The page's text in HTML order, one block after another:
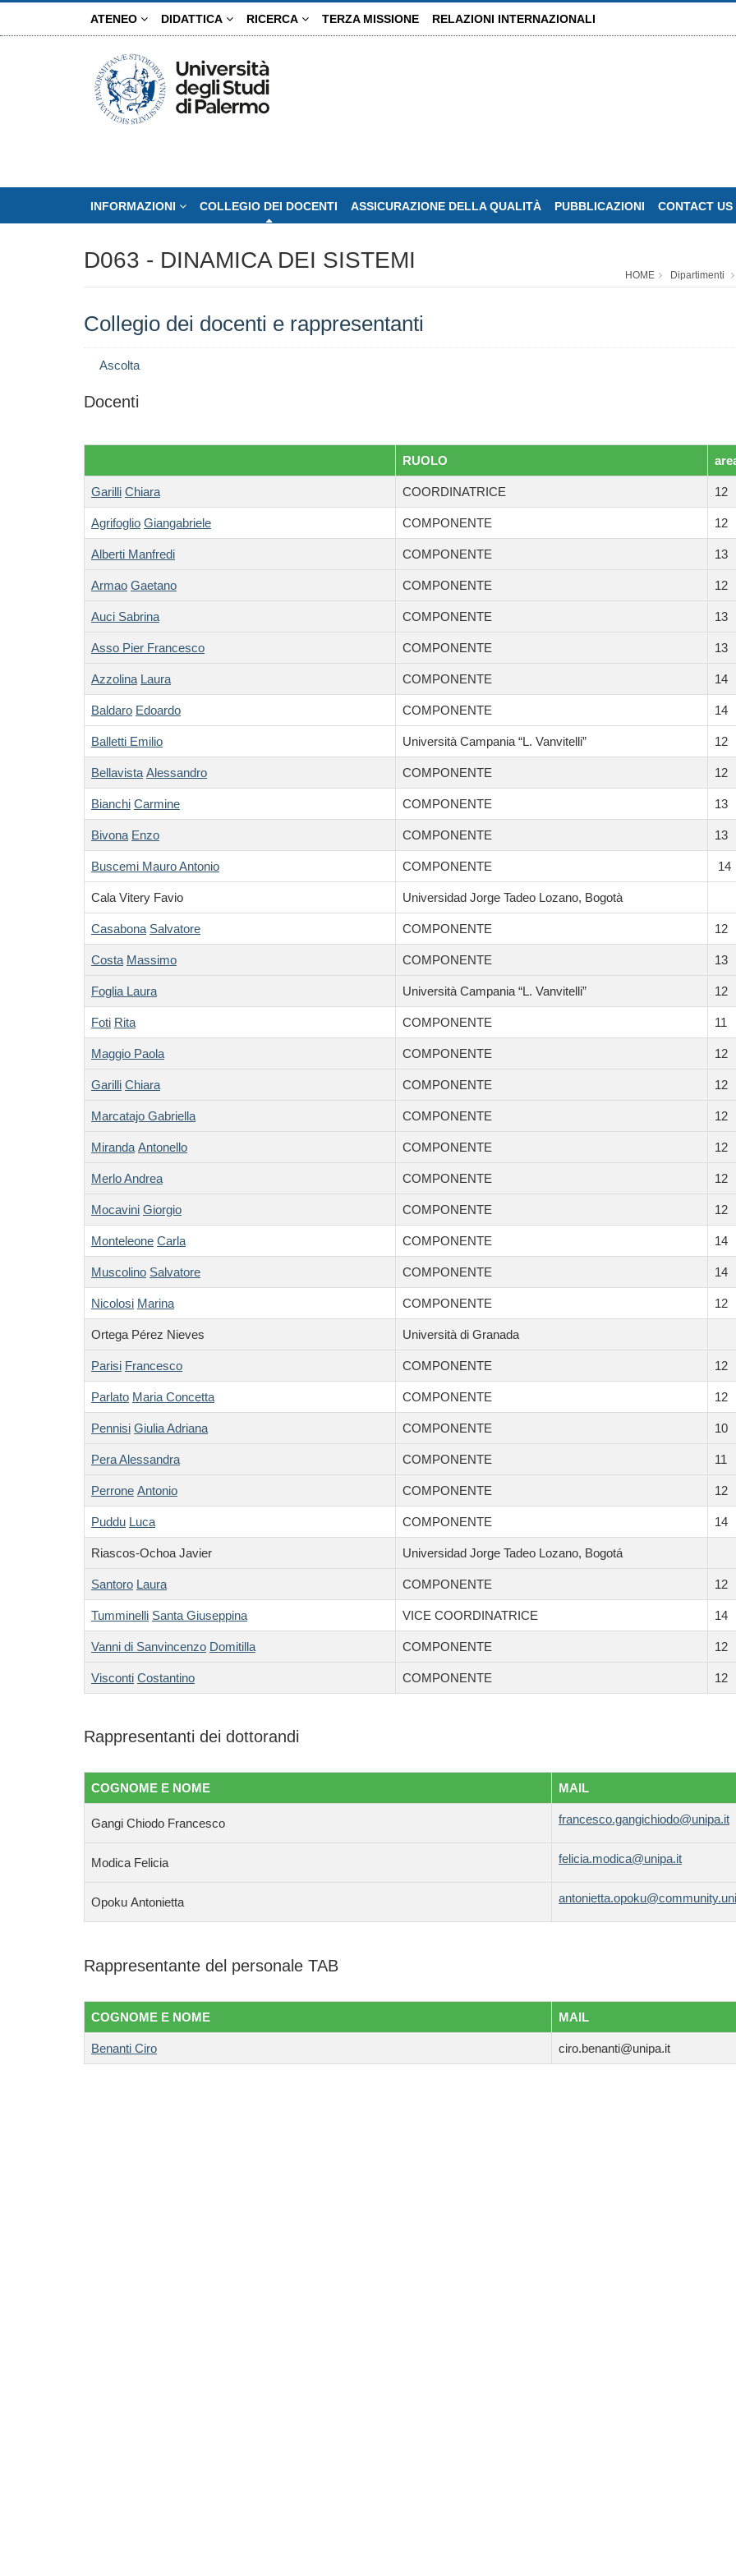
ATENEO DIDATTICA RICERCA TERZA MISSIONE RELAZIONI INTERNAZIONALI
INFORMAZIONI COLLEGIO DEI DOCENTI ASSICURAZIONE DELLA QUALITÀ PUBBLICAZIONI CONTACT US
D063 - DINAMICA DEI SISTEMI
HOME Dipartimenti
Collegio dei docenti e rappresentanti
Ascolta
Docenti
RUOLO
Garilli Chiara COORDINATRICE 12
Agrifoglio Giangabriele COMPONENTE 12
Alberti Manfredi COMPONENTE 13
Armao Gaetano COMPONENTE 12
Auci Sabrina COMPONENTE 13
Asso Pier Francesco COMPONENTE 13
Azzolina Laura COMPONENTE 14
Baldaro Edoardo COMPONENTE 14
Balletti Emilio Università Campania “L. Vanvitelli” 12
Bellavista Alessandro COMPONENTE 12
Bianchi Carmine COMPONENTE 13
Bivona Enzo COMPONENTE 13
Buscemi Mauro Antonio COMPONENTE 14
Cala Vitery Favio Universidad Jorge Tadeo Lozano, Bogotà
Casabona Salvatore COMPONENTE 12
Costa Massimo COMPONENTE 13
Foglia Laura Università Campania “L. Vanvitelli” 12
Foti Rita COMPONENTE 11
Maggio Paola COMPONENTE 12
Garilli Chiara COMPONENTE 12
Marcatajo Gabriella COMPONENTE 12
Miranda Antonello COMPONENTE 12
Merlo Andrea COMPONENTE 12
Mocavini Giorgio COMPONENTE 12
Monteleone Carla COMPONENTE 14
Muscolino Salvatore COMPONENTE 14
Nicolosi Marina COMPONENTE 12
Ortega Pérez Nieves Università di Granada
Parisi Francesco COMPONENTE 12
Parlato Maria Concetta COMPONENTE 12
Pennisi Giulia Adriana COMPONENTE 10
Pera Alessandra COMPONENTE 11
Perrone Antonio COMPONENTE 12
Puddu Luca COMPONENTE 14
Riascos-Ochoa Javier Universidad Jorge Tadeo Lozano, Bogotá
Santoro Laura COMPONENTE 12
Tumminelli Santa Giuseppina VICE COORDINATRICE 14
Vanni di Sanvincenzo Domitilla COMPONENTE 12
Visconti Costantino COMPONENTE 12
Rappresentanti dei dottorandi
COGNOME E NOME MAIL
Gangi Chiodo Francesco francesco.gangichiodo@unipa.it
Modica Felicia felicia.modica@unipa.it
Opoku Antonietta
Rappresentante del personale TAB
COGNOME E NOME MAIL
Benanti Ciro ciro.benanti@unipa.it